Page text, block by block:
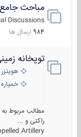
مباحث جامع
Discussions
984 ارسال ها
توپخانه زمینی
هویتزر ها
خمپاره
مطالب مربوط به
راکتی و ...
Artillery ...